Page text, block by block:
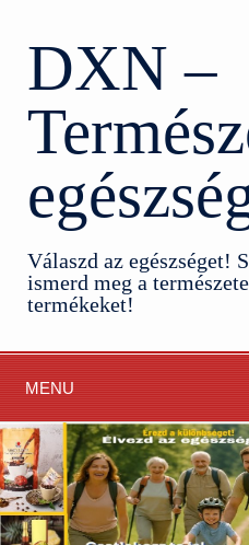
DXN –
Válaszd az egészséget!
ismerd meg a
termékeket!
MENU